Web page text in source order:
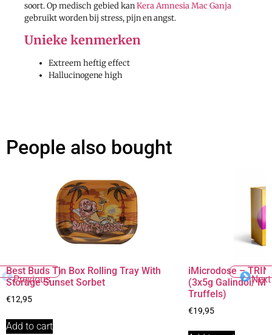
soort. Op medisch gebied kanKera Amnesia Mac Ganja
gebruikt worden bij stress, pijn en angst.
Unieke kenmerken
Extreem heftig effect
Hallucinogene high
People also bought
Previous
Best Buds Tin Box Rolling Tray With
Storage Sunset Sorbet
€12,95
Add to cart
iMicrodose –
(3x5g Galindoi/
Truffels)
€19,95
Next